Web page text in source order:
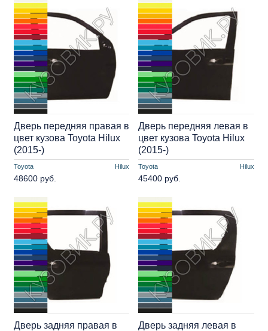
Toyota Hilux
Дверь передняя правая в
цвет кузова Toyota Hilux
(2015-)
48600 руб.
Toyota Hilux
Дверь передняя левая в
цвет кузова Toyota Hilux
(2015-)
45400 руб.
Дверь задняя правая в Дверь задняя левая в